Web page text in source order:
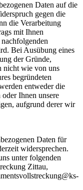
Daten auf die
gegen die
die Verarbeitung
mit Ihnen
Bei Ausübung eines
der Gründe,
nicht wie von uns
begründeten
entweder die
Ihnen unsere
aufgrund derer wir
Daten für
widersprechen.
unter folgenden
Zittau,